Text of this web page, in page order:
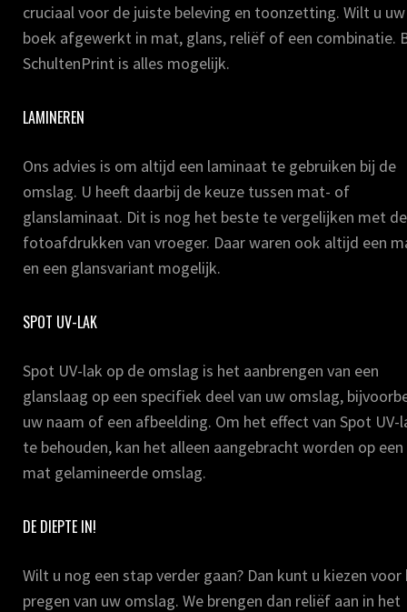
cruciaal voor de juiste beleving en toonzetting. Wilt u uw
boek afgewerkt in mat, glans, reliëf of een combinatie.
SchultenPrint is alles mogelijk.
LAMINEREN
Ons advies is om altijd een laminaat te gebruiken bij de
omslag. U heeft daarbij de keuze tussen mat- of
glanslaminaat. Dit is nog het beste te vergelijken met de
fotoafdrukken van vroeger. Daar waren ook altijd een
en een glansvariant mogelijk.
SPOT UV-LAK
Spot UV-lak op de omslag is het aanbrengen van een
glanslaag op een specifiek deel van uw omslag,
uw naam of een afbeelding. Om het effect van Spot UV-
te behouden, kan het alleen aangebracht worden op een
mat gelamineerde omslag.
DE DIEPTE IN!
Wilt u nog een stap verder gaan? Dan kunt u kiezen voor
pregen van uw omslag. We brengen dan reliëf aan in het